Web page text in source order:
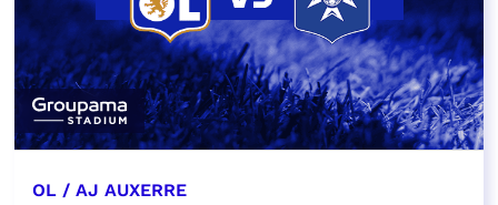
OL / AJ AUXERRE